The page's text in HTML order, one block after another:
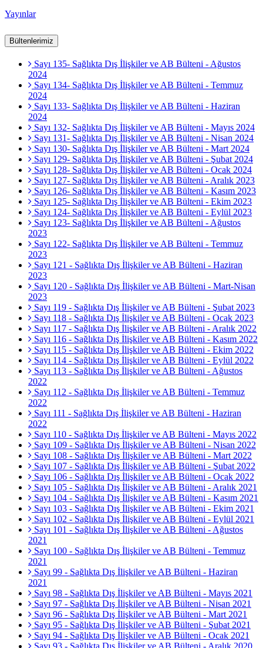
Yayınlar
Bültenlerimiz
Sayı 135- Sağlıkta Dış İlişkiler ve AB Bülteni - Ağustos
2024
Sayı 134- Sağlıkta Dış İlişkiler ve AB Bülteni - Temmuz
2024
Sayı 133- Sağlıkta Dış İlişkiler ve AB Bülteni - Haziran
2024
Sayı 132- Sağlıkta Dış İlişkiler ve AB Bülteni - Mayıs 2024
Sayı 131- Sağlıkta Dış İlişkiler ve AB Bülteni - Nisan 2024
Sayı 130- Sağlıkta Dış İlişkiler ve AB Bülteni - Mart 2024
Sayı 129- Sağlıkta Dış İlişkiler ve AB Bülteni - Şubat 2024
Sayı 128- Sağlıkta Dış İlişkiler ve AB Bülteni - Ocak 2024
Sayı 127- Sağlıkta Dış İlişkiler ve AB Bülteni - Aralık 2023
Sayı 126- Sağlıkta Dış İlişkiler ve AB Bülteni - Kasım 2023
Sayı 125- Sağlıkta Dış İlişkiler ve AB Bülteni - Ekim 2023
Sayı 124- Sağlıkta Dış İlişkiler ve AB Bülteni - Eylül 2023
Sayı 123- Sağlıkta Dış İlişkiler ve AB Bülteni - Ağustos
2023
Sayı 122- Sağlıkta Dış İlişkiler ve AB Bülteni - Temmuz
2023
Sayı 121 - Sağlıkta Dış İlişkiler ve AB Bülteni - Haziran
2023
Sayı 120 - Sağlıkta Dış İlişkiler ve AB Bülteni - Mart-Nisan
2023
Sayı 119 - Sağlıkta Dış İlişkiler ve AB Bülteni - Şubat 2023
Sayı 118 - Sağlıkta Dış İlişkiler ve AB Bülteni - Ocak 2023
Sayı 117 - Sağlıkta Dış İlişkiler ve AB Bülteni - Aralık 2022
Sayı 116 - Sağlıkta Dış İlişkiler ve AB Bülteni - Kasım 2022
Sayı 115 - Sağlıkta Dış İlişkiler ve AB Bülteni - Ekim 2022
Sayı 114 - Sağlıkta Dış İlişkiler ve AB Bülteni - Eylül 2022
Sayı 113 - Sağlıkta Dış İlişkiler ve AB Bülteni - Ağustos
2022
Sayı 112 - Sağlıkta Dış İlişkiler ve AB Bülteni - Temmuz
2022
Sayı 111 - Sağlıkta Dış İlişkiler ve AB Bülteni - Haziran
2022
Sayı 110 - Sağlıkta Dış İlişkiler ve AB Bülteni - Mayıs 2022
Sayı 109 - Sağlıkta Dış İlişkiler ve AB Bülteni - Nisan 2022
Sayı 108 - Sağlıkta Dış İlişkiler ve AB Bülteni - Mart 2022
Sayı 107 - Sağlıkta Dış İlişkiler ve AB Bülteni - Şubat 2022
Sayı 106 - Sağlıkta Dış İlişkiler ve AB Bülteni - Ocak 2022
Sayı 105 - Sağlıkta Dış İlişkiler ve AB Bülteni - Aralık 2021
Sayı 104 - Sağlıkta Dış İlişkiler ve AB Bülteni - Kasım 2021
Sayı 103 - Sağlıkta Dış İlişkiler ve AB Bülteni - Ekim 2021
Sayı 102 - Sağlıkta Dış İlişkiler ve AB Bülteni - Eylül 2021
Sayı 101 - Sağlıkta Dış İlişkiler ve AB Bülteni - Ağustos
2021
Sayı 100 - Sağlıkta Dış İlişkiler ve AB Bülteni - Temmuz
2021
Sayı 99 - Sağlıkta Dış İlişkiler ve AB Bülteni - Haziran
2021
Sayı 98 - Sağlıkta Dış İlişkiler ve AB Bülteni - Mayıs 2021
Sayı 97 - Sağlıkta Dış İlişkiler ve AB Bülteni - Nisan 2021
Sayı 96 - Sağlıkta Dış İlişkiler ve AB Bülteni - Mart 2021
Sayı 95 - Sağlıkta Dış İlişkiler ve AB Bülteni - Şubat 2021
Sayı 94 - Sağlıkta Dış İlişkiler ve AB Bülteni - Ocak 2021
Sayı 93 - Sağlıkta Dış İlişkiler ve AB Bülteni - Aralık 2020